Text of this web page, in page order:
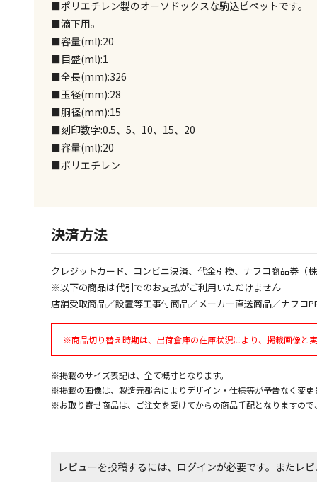
■ポリエチレン製のオーソドックスな駒込ピペットです。
■滴下用。
■容量(ml):20
■目盛(ml):1
■全長(mm):326
■玉径(mm):28
■胴径(mm):15
■刻印数字:0.5、5、10、15、20
■容量(ml):20
■ポリエチレン
決済方法
クレジットカード、コンビニ決済、代金引換、ナフコ商品券（
※以下の商品は代引でのお支払がご利用いただけません
店舗受取商品／設置等工事付商品／メーカー直送商品／ナフコ
※商品切り替え時期は、出荷倉庫の在庫状況により、掲載画像と
※掲載のサイズ表記は、全て概寸となります。
※掲載の画像は、製造元都合によりデザイン・仕様等が予告なく変
※お取り寄せ商品は、ご注文を受けてからの商品手配となりますの
レビューを投稿するには、ログインが必要です。またレ